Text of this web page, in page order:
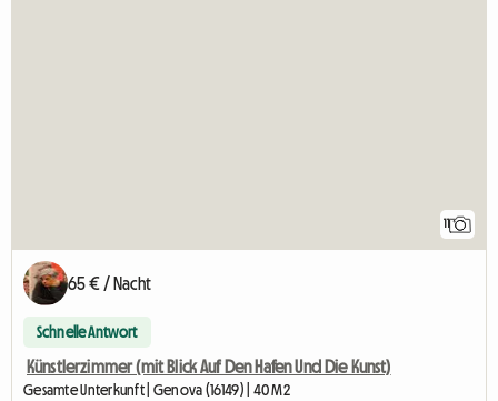
11
65 € / Nacht
Schnelle Antwort
Künstlerzimmer (mit Blick Auf Den Hafen Und Die Kunst)
Gesamte Unterkunft | Genova (16149) | 40 M2